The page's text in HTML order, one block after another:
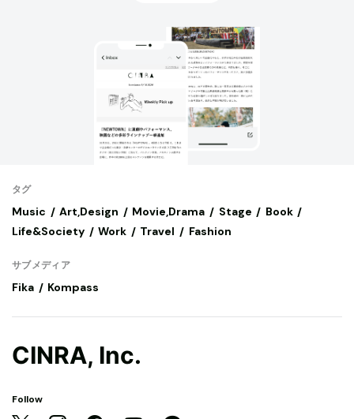
タグ
Music Art,Design Movie,Drama Stage
Book
Life&Society
Work Travel Fashion
サブメディア
Fika Kompass
CINRA, Inc.
Follow